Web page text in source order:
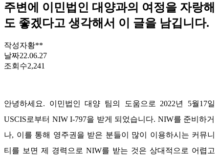
주변에 이민법인 대양과의 여정을 자랑해
도 좋겠다고 생각해서 이 글을 남깁니다.
작성자황**
날짜22.06.27
조회수2,241
안녕하세요. 이민법인 대양 팀의 도움으로 2022년 5월17일
USCIS로부터 NIW I-797을 받게 되었습니다. NIW를 준비하거
나, 이를 통해 영주권을 받은 분들이 많이 이용하시는 커뮤니
티를 보면 제 경력으로 NIW를 받는 것은 상대적으로 어렵고